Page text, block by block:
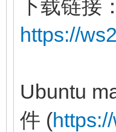
下载链接
https://
Ubuntu
件 (